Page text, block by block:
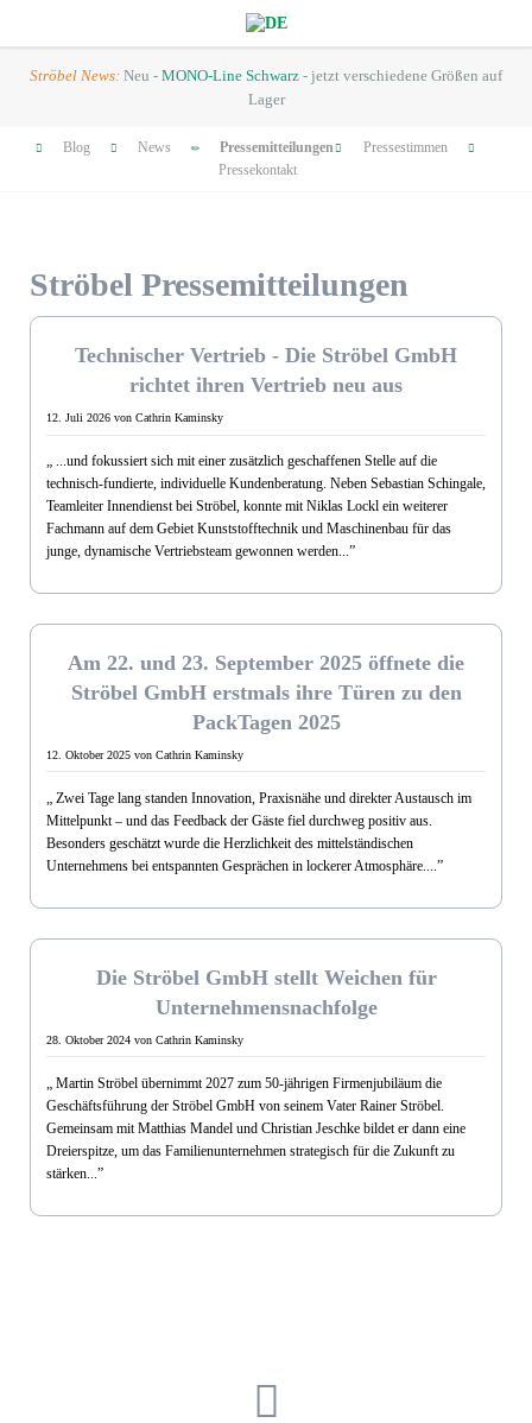
Ströbel News: Neu - MONO-Line Schwarz - jetzt verschiedene Größen auf
Lager
Navigation
Blog News Pressemitteilungen
Pressestimmen
Pressekontakt
Ströbel Presse­mitteilungen
Technischer Vertrieb - Die Ströbel GmbH
richtet ihren Vertrieb neu aus
12. Juli 2026 von Cathrin Kaminsky
„ ...und fokussiert sich mit einer zusätzlich geschaffenen Stelle auf die
technisch-fundierte, individuelle Kundenberatung. Neben Sebastian Schingale,
Teamleiter Innendienst bei Ströbel, konnte mit Niklas Lockl ein weiterer
Fachmann auf dem Gebiet Kunststofftechnik und Maschinenbau für das
junge, dynamische Vertriebsteam gewonnen werden...”
Am 22. und 23. September 2025 öffnete die
Ströbel GmbH erstmals ihre Türen zu den
PackTagen 2025
12. Oktober 2025 von Cathrin Kaminsky
Zwei Tage lang standen Innovation, Praxisnähe und direkter Austausch im
Mittelpunkt – und das Feedback der Gäste fiel durchweg positiv aus.
Besonders geschätzt wurde die Herzlichkeit des mittelständischen
Unternehmens bei entspannten Gesprächen in lockerer Atmosphäre.... ”
Die Ströbel GmbH stellt Weichen für
Unternehmensnachfolge
28. Oktober 2024 von Cathrin Kaminsky
Martin Ströbel übernimmt 2027 zum 50-jährigen Firmenjubiläum die
Geschäftsführung der Ströbel GmbH von seinem Vater Rainer Ströbel.
Gemeinsam mit Matthias Mandel und Christian Jeschke bildet er dann eine
Dreierspitze, um das Familienunternehmen strategisch für die Zukunft zu
stärken... ”